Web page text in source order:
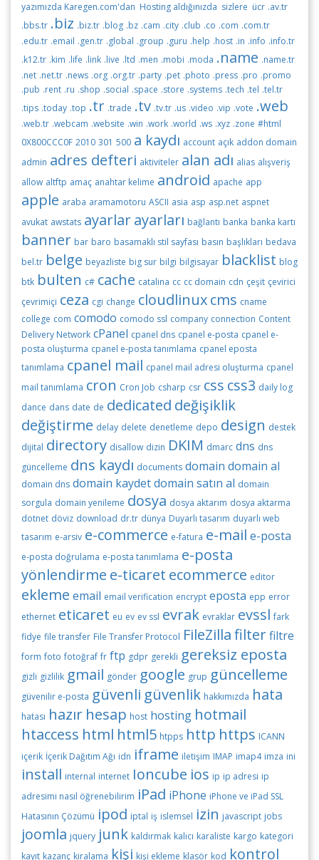
yazımızda Karegen.com'dan Hosting aldığınızda sizlere ücr .av.tr
.bbs.tr .biz .biz.tr .blog .bz .cam .city .club .co .com .com.tr
.edu.tr .email .gen.tr .global .group .guru .help .host .in .info .info.tr
.k12.tr .kim .life .link .live .ltd .men .mobi .moda .name .name.tr
.net .net.tr .news .org .org.tr .party .pet .photo .press .pro .promo
.pub .rent .ru .shop .social .space .store .systems .tech .tel .tel.tr
.tips .today .top .tr .trade .tv .tv.tr .us .video .vip .vote .web
.web.tr .webcam .website .win .work .world .ws .xyz .zone #html
0X800CCC0F 2010 301 500 a kaydı account açık addon domain
admin adres defteri aktiviteler alan adı alias alışveriş
allow altftp amaç anahtar kelime android apache app
apple araba aramamotoru ASCII asia asp asp.net aspnet
avukat awstats ayarlarayarları bağlantı banka banka kartı
banner bar baro basamaklı stil sayfası basın başlıkları bedava
bel.tr belge beyazliste big sur bilgi bilgisayar blacklist blog
btk bulten c# cache catalina cc cc domain cdn çeşit çevirici
çevrimiçi ceza cgi change cloudlinuxcms cname
college com comodo comodo ssl company connection Content
Delivery Network cPanel cpanel dns cpanel e-posta cpanel e-
posta oluşturma cpanel e-posta tanımlama cpanel eposta
tanımlama cpanel mail cpanel mail adresi oluşturma cpanel
mail tanımlama cron Cron Job csharp csr css css3 daily log
dance dans date de dedicated değişiklik
değiştirme delay delete denetleme depo design destek
dijital directory disallow dizin DKIM dmarc dns dns
güncelleme dns kaydı documents domain domain al
domain dns domain kaydetdomain satın al domain
sorgula domain yenileme dosya dosya aktarım dosya aktarma
dotnet döviz download dr.tr dünya Duyarlı tasarım duyarlı web
tasarım e-arsiv e-commerce e-fatura e-mail e-posta
e-posta doğrulama e-posta tanımlama e-posta
yönlendirme e-ticaret ecommerce editor
ekleme email email verification encrypt eposta epp error
ethernet eticaret eu ev ev ssl evrak evraklar evssl fark
fidye file transfer File Transfer Protocol FileZillafilterfiltre
form foto fotoğraf fr ftp gdpr gerekli gereksiz eposta
gizli gizlilik gmail gönder google grup güncelleme
güvenilir e-posta güvenli güvenlik hakkımızda hata
hatası hazır hesap host hosting hotmail
htaccess html html5 htpps http https ICANN
içerik İçerik Dağıtım Ağı idn iframe iletişim IMAP imap4 imza ini
install internal internet Ioncube ios ip ip adresi ip
adresimi nasıl öğrenebilirim iPad iPhone iPhone ve iPad SSL
Hatasının Çözümü ipod iptal iş islemsel izin javascript jobs
joomla jquery junk kaldırmak kalıcı karaliste kargo kategori
kayıt kazanç kiralama kişi kişi ekleme klasör kod kontrol